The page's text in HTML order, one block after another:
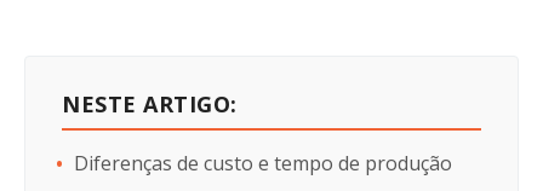
NESTE ARTIGO:
Diferenças de custo e tempo de produção